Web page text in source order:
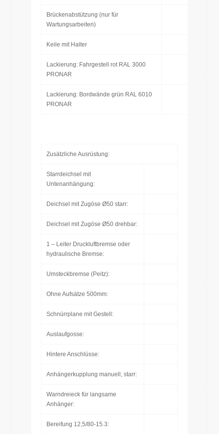
Brückenabstützung (nur für
Wartungsarbeiten)
Keile mit Halter
Lackierung: Fahrgestell rot RAL 3000
PRONAR
Lackierung: Bordwände grün RAL 6010
PRONAR
Zusätzliche Ausrüstung:
Starrdeichsel mit
Untenanhängung:
Deichsel mit Zugöse Ø50 starr:
Deichsel mit Zugöse Ø50 drehbar:
1 – Leiter Druckluftbremse oder
hydraulische Bremse:
Umsteckbremse (Peitz):
Ohne Aufsätze 500mm:
Schnürrplane mit Gestell:
Auslaufgosse:
Hintere Anschlüsse:
Anhängerkupplung manuell, starr:
Warndreieck für langsame
Anhänger:
Bereifung 12,5/80-15.3: